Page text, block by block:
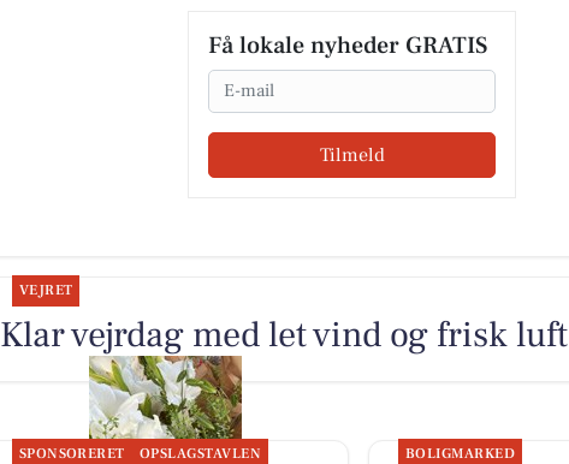
Få lokale nyheder GRATIS
Email
Tilmeld
VEJRET
Klar vejrdag med let vind og frisk luft
SPONSORERET OPSLAGSTAVLEN BOLIGMARKED